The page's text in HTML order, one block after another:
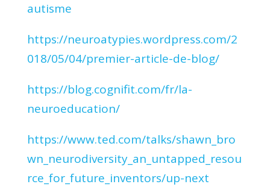
autisme
https://neuroatypies.wordpress.com/2
018/05/04/premier-article-de-blog/
https://blog.cognifit.com/fr/la-
neuroeducation/
https://www.ted.com/talks/shawn_bro
wn_neurodiversity_an_untapped_resou
rce_for_future_inventors/up-next